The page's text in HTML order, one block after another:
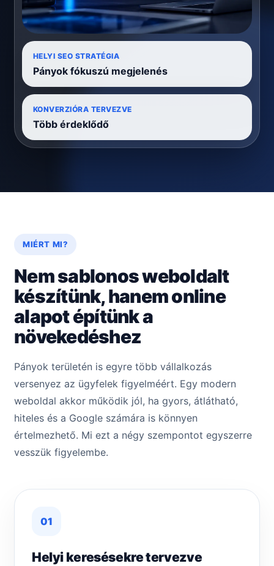
HELYI SEO STRATÉGIA
Pányok fókuszú megjelenés
KONVERZIÓRA TERVEZVE
Több érdeklődő
MIÉRT MI?
Nem sablonos weboldalt
készítünk, hanem online
alapot építünk a
növekedéshez
Pányok területén is egyre több vállalkozás
versenyez az ügyfelek figyelméért. Egy modern
weboldal akkor működik jól, ha gyors, átlátható,
hiteles és a Google számára is könnyen
értelmezhető. Mi ezt a négy szempontot egyszerre
vesszük figyelembe.
01
Helyi keresésekre tervezve